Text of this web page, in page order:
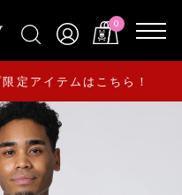
0
定アイテムはこちら！